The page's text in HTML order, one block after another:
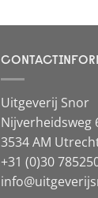
Uitgeverij Snor
Nijverheidsweg
3534 AM
+31 (0)30